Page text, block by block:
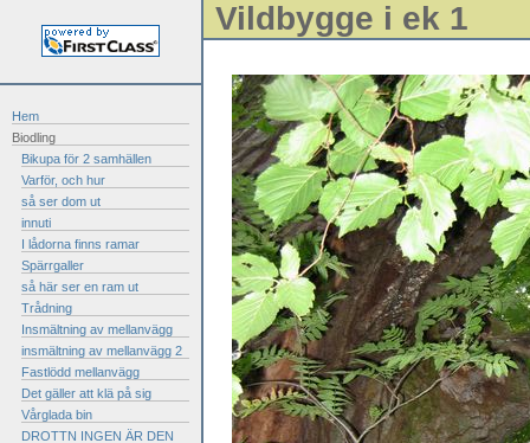
Hem
Biodling
Bikupa för 2 samhällen
Varför, och hur
så ser dom ut
innuti
I lådorna finns ramar
Spärrgaller
så här ser en ram ut
Trådning
Insmältning av mellanvägg
insmältning av mellanvägg 2
Fastlödd mellanvägg
Det gäller att klä på sig
Vårglada bin
DROTTN INGEN ÄR DEN
Vildbygge i ek 1